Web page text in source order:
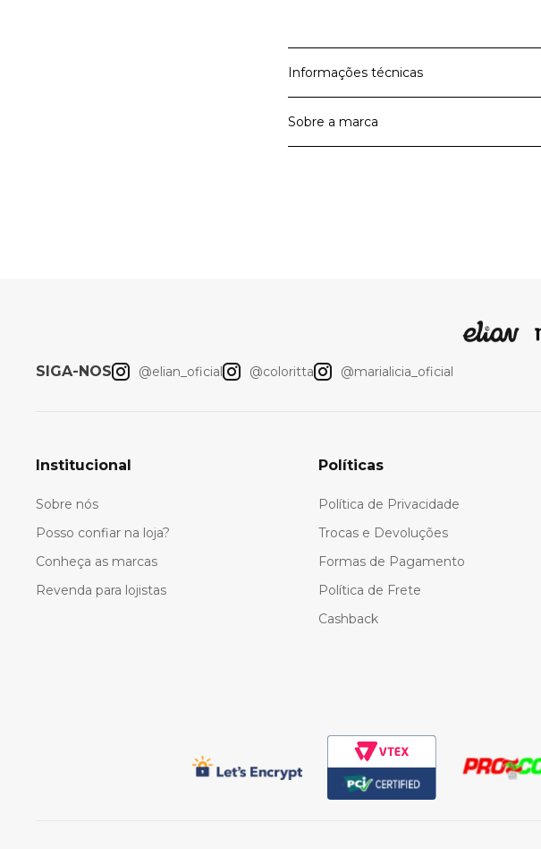
Informações técnicas
Material Principal
Sobre a marca
SIGA-NOS @elian_oficial @coloritta @marialicia_oficial
Institucional
Sobre nós
Posso confiar na loja?
Conheça as marcas
Revenda para lojistas
Políticas
Política de Privacidade
Trocas e Devoluções
Formas de Pagamento
Política de Frete
Cashback